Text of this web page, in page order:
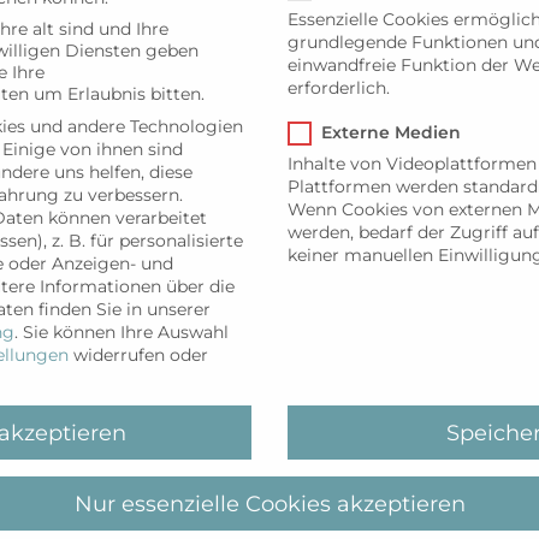
für Kinder ab 6 Jahren. Die Teilnehmerzahl
Es sind keine Vorkenntnisse nötig. Die
Leistung erbracht wird, kann das
März 2025
VERANSTALTUNGSORT
alt sind und Ihre
Diensten geben
Ihre
um Erlaubnis bitten.
und andere Technologien
von ihnen sind
uns helfen, diese
zu verbessern.
können verarbeitet
z. B. für personalisierte
oder Anzeigen- und
Informationen über die
finden Sie in unserer
. Sie können Ihre Auswahl
widerrufen oder
Essenzielle Cookies
grundlegende Funktionen
einwandfreie Funktion der
erforderlich.
Externe Medien
Inhalte von
Plattformen werden
Wenn Cookies von externen
werden, bedarf der Zugriff
keiner manuellen
Nur essenzielle Cookies akzeptieren